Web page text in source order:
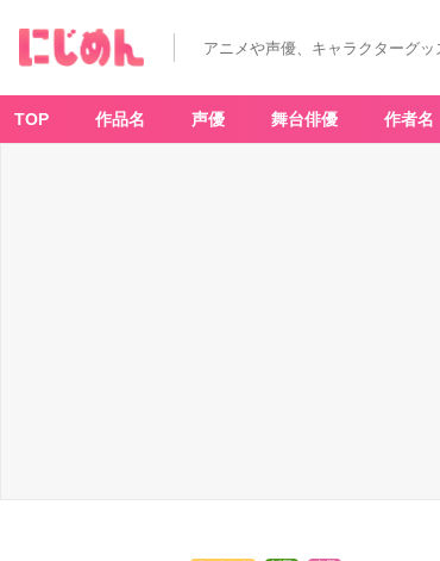
アニメや声優、キャラクターグ
TOP 作品名 声優 舞台俳優 作者名